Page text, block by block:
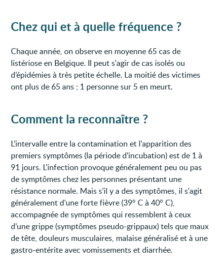
Chez qui et à quelle fréquence ?
Chaque année, on observe en moyenne 65 cas de
listériose en Belgique. Il peut s'agir de cas isolés ou
d’épidémies à très petite échelle. La moitié des victimes
ont plus de 65 ans ; 1 personne sur 5 en meurt.
Comment la reconnaître ?
L’intervalle entre la contamination et l'apparition des
premiers symptômes (la période d'incubation) est de 1 à
91 jours. L'infection provoque généralement peu ou pas
de symptômes chez les personnes présentant une
résistance normale. Mais s'il y a des symptômes, il s'agit
généralement d'une forte fièvre (39° C à 40° C),
accompagnée de symptômes qui ressemblent à ceux
d’une grippe (symptômes pseudo-grippaux) tels que maux
de tête, douleurs musculaires, malaise généralisé et à une
gastro-entérite avec vomissements et diarrhée.